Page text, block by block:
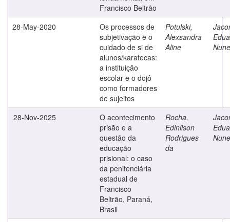
Francisco Beltrão
28-May-2020
Os processos de
subjetivação e o
cuidado de si de
alunos/karatecas:
a instituição
escolar e o dojô
como formadores
de sujeitos
Potulski,
Alexsandra
Aline
28-Nov-2025
O acontecimento
prisão e a
questão da
educação
prisional: o caso
da penitenciária
estadual de
Francisco
Beltrão, Paraná,
Brasil
Rocha,
Edinilson
Rodrigues
da